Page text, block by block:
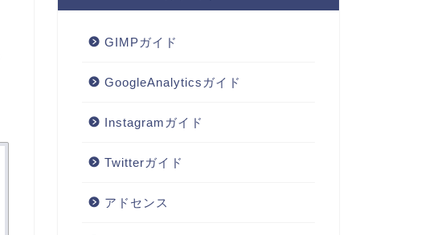
GIMPガイド
GoogleAnalyticsガイド
Instagramガイド
Twitterガイド
アドセンス